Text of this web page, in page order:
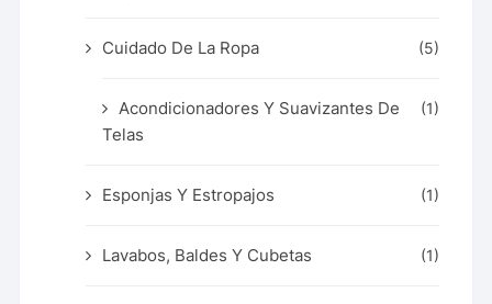
Cuidado De La Ropa (5)
Acondicionadores Y Suavizantes De
Telas
(1)
Esponjas Y Estropajos (1)
Lavabos, Baldes Y Cubetas (1)